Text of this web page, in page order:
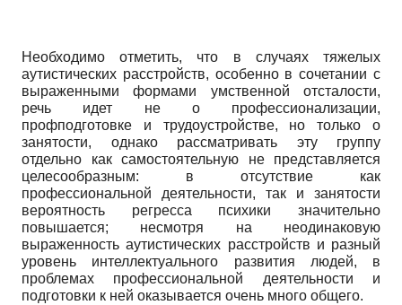
Необходимо отметить, что в случаях тяжелых
аутистических расстройств, особенно в сочетании с
выраженными формами умственной отсталости,
речь идет не о профессионализации,
профподготовке и трудоустройстве, но только о
занятости, однако рассматривать эту группу
отдельно как самостоятельную не представляется
целесообразным: в отсутствие как
профессиональной деятельности, так и занятости
вероятность регресса психики значительно
повышается; несмотря на неодинаковую
выраженность аутистических расстройств и разный
уровень интеллектуального развития людей, в
проблемах профессиональной деятельности и
подготовки к ней оказывается очень много общего.